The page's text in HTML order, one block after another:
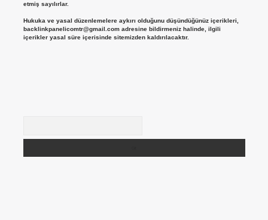
etmiş sayılırlar.
Hukuka ve yasal düzenlemelere aykırı olduğunu düşündüğünüz içerikleri,
backlinkpanelicomtr@gmail.comadresine bildirmeniz halinde, ilgili
içerikler yasal süre içerisinde sitemizden kaldırılacaktır.